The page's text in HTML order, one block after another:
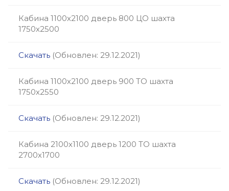
Кабина 1100х2100 дверь 800 ЦО шахта
1750х2500
Скачать (Обновлен: 29.12.2021)
Кабина 1100х2100 дверь 900 ТО шахта
1750х2550
Скачать (Обновлен: 29.12.2021)
Кабина 2100х1100 дверь 1200 ТО шахта
2700х1700
Скачать (Обновлен: 29.12.2021)